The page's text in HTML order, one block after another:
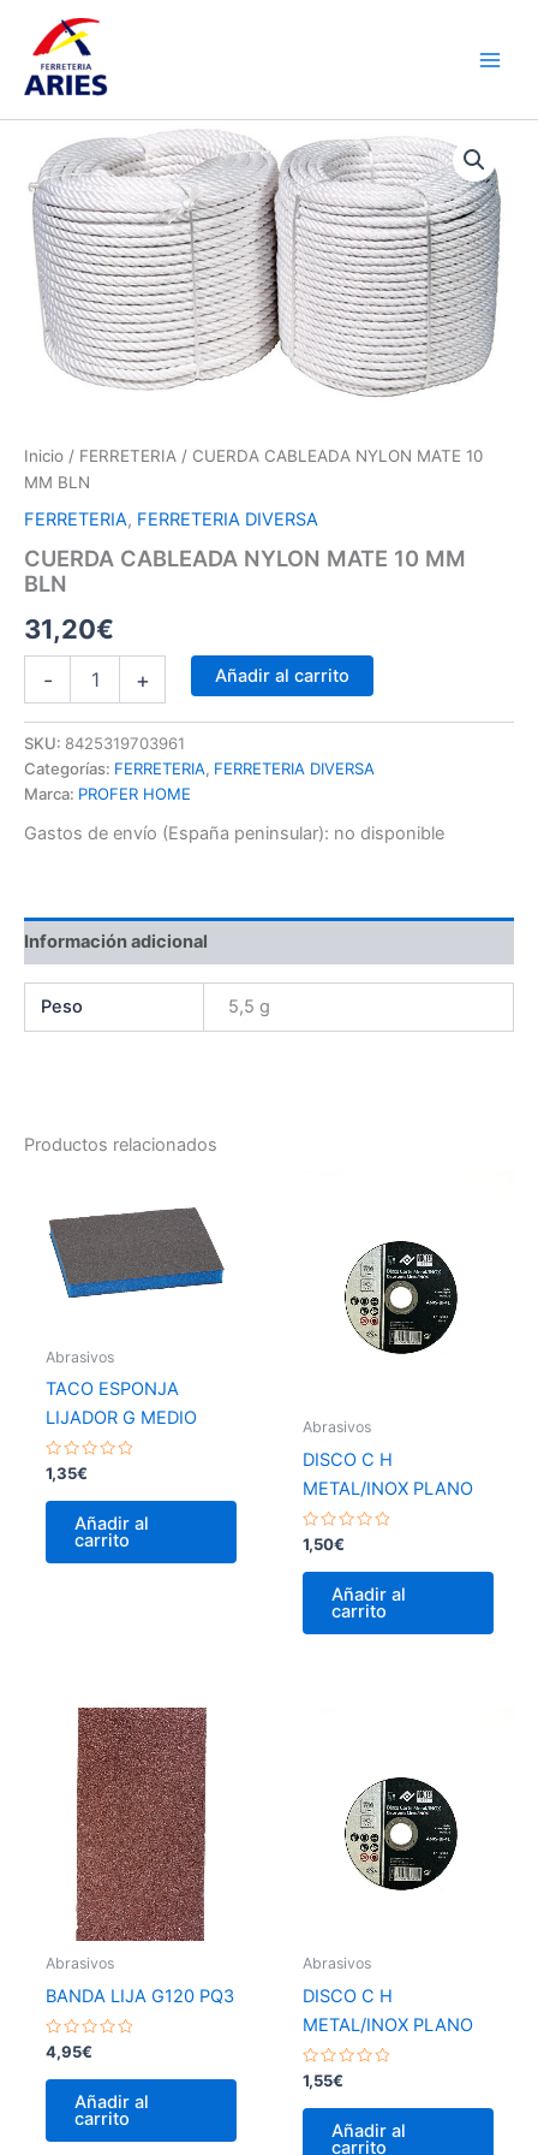
contenido
Inicio / FERRETERIA / CUERDA CABLEADA NYLON MATE 10
MM BLN
FERRETERIA, FERRETERIA DIVERSA
CUERDA CABLEADA NYLON MATE 10 MM
BLN
31,20€
-
CABLEADA
NYLON
MATE
10
MM
BLN
cantidad
+ Añadir al carrito
SKU: 8425319703961
Categorías: FERRETERIA, FERRETERIA DIVERSA
Marca: PROFER HOME
Gastos de envío (España peninsular): no disponible
Información adicional
Peso 5,5 g
Productos relacionados
Abrasivos
TACO ESPONJA
LIJADOR G MEDIO
Valorado
con
0
1,35€
Añadir al
carrito
Abrasivos
DISCO C H
METAL/INOX PLANO
Valorado
con
0
1,50€
Añadir al
carrito
Abrasivos
BANDA LIJA G120 PQ3
Valorado
con
0
4,95€
Añadir al
carrito
Abrasivos
DISCO C H
METAL/INOX PLANO
Valorado
con
0
1,55€
Añadir al
carrito